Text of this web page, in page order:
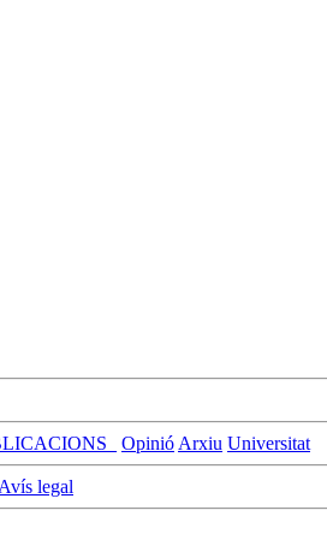
Opinió Arxiu Universitat
Avís legal